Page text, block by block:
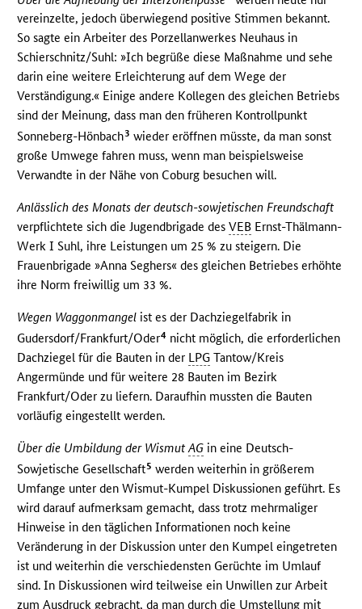
vereinzelte, jedoch überwiegend positive Stimmen bekannt.
So sagte ein Arbeiter des Porzellanwerkes Neuhaus in
Schierschnitz/Suhl: »Ich begrüße diese Maßnahme und sehe
darin eine weitere Erleichterung auf dem Wege der
Verständigung.« Einige andere Kollegen des gleichen Betriebs
sind der Meinung, dass man den früheren Kontrollpunkt
Sonneberg-Hönbach3 wieder eröffnen müsste, da man sonst
große Umwege fahren muss, wenn man beispielsweise
Verwandte in der Nähe von Coburg besuchen will.
Anlässlich des Monats der deutsch-sowjetischen Freundschaft
verpflichtete sich die Jugendbrigade desVEB Ernst-Thälmann-
Werk I Suhl, ihre Leistungen um 25 % zu steigern. Die
Frauenbrigade »Anna Seghers« des gleichen Betriebes erhöhte
ihre Norm freiwillig um 33 %.
Wegen Waggonmangel ist es der Dachziegelfabrik in
Gudersdorf/Frankfurt/Oder4 nicht möglich, die erforderlichen
Dachziegel für die Bauten in der LPG Tantow/Kreis
Angermünde und für weitere 28 Bauten im Bezirk
Frankfurt/Oder zu liefern. Daraufhin mussten die Bauten
vorläufig eingestellt werden.
Über die Umbildung der WismutAG in eine Deutsch-
Sowjetische Gesellschaft5 werden weiterhin in größerem
Umfange unter den Wismut-Kumpel Diskussionen geführt. Es
wird darauf aufmerksam gemacht, dass trotz mehrmaliger
Hinweise in den täglichen Informationen noch keine
Veränderung in der Diskussion unter den Kumpel eingetreten
ist und weiterhin die verschiedensten Gerüchte im Umlauf
sind. In Diskussionen wird teilweise ein Unwillen zur Arbeit
zum Ausdruck gebracht, da man durch die Umstellung mit